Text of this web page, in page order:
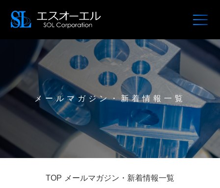
メールマガジン・新着情報一覧
TOP メールマガジン・新着情報一覧